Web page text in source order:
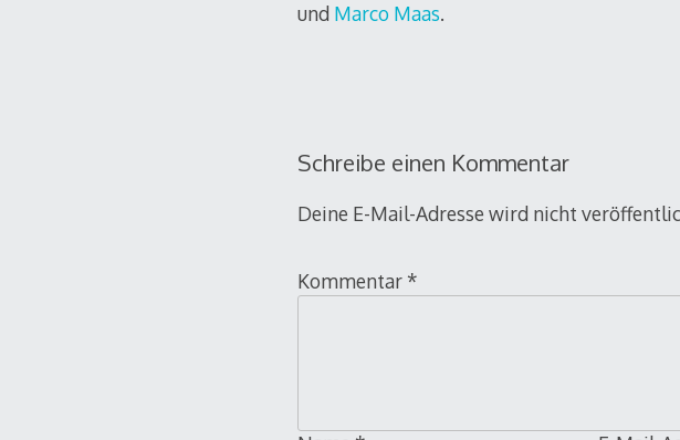
und Marco Maas.
Schreibe einen Kommentar
Deine E-Mail-Adresse wird nicht
Kommentar *